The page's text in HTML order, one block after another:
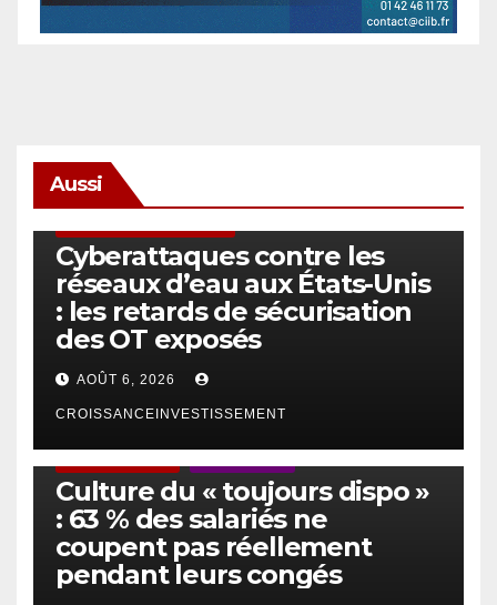
Aussi
Cyberattaques contre les
réseaux d’eau aux États-Unis
: les retards de sécurisation
des OT exposés
AOÛT 6, 2026
CROISSANCEINVESTISSEMENT
Culture du « toujours dispo »
: 63 % des salariés ne
coupent pas réellement
pendant leurs congés